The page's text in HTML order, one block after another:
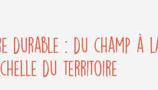
durable : du champ à
du territoire